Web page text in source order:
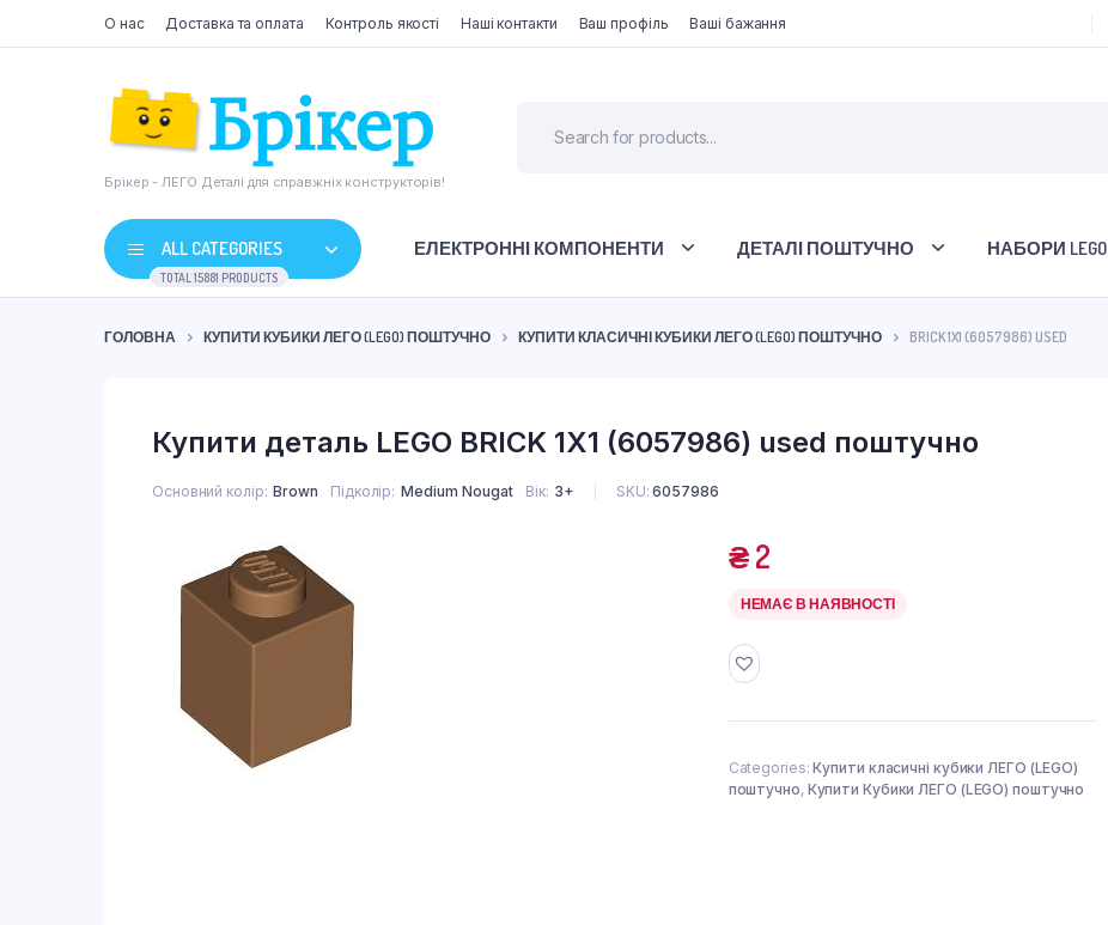
О нас Доставка та оплата Контроль якості Наші контакти Ваш профіль Ваші бажання
Брікер - ЛЕГО Деталі для справжніх конструкторів!
ALL CATEGORIES
TOTAL 15881 PRODUCTS
ЕЛЕКТРОННІ КОМПОНЕНТИ ДЕТАЛІ ПОШТУЧНО НАБОРИ LEGO
ГОЛОВНА КУПИТИ КУБИКИ ЛЕГО (LEGO) ПОШТУЧНО КУПИТИ КЛАСИЧНІ КУБИКИ ЛЕГО (LEGO) ПОШТУЧНО BRICK 1X1 (6057986) USED
Купити деталь LEGO BRICK 1X1 (6057986) used поштучно
Основний колір Brown Підколір Medium Nougat Вік 3+ SKU: 6057986
₴2
НЕМАЄ В НАЯВНОСТІ
Categories:Купити класичні кубики ЛЕГО (LEGO)
поштучно, Купити Кубики ЛЕГО (LEGO) поштучно